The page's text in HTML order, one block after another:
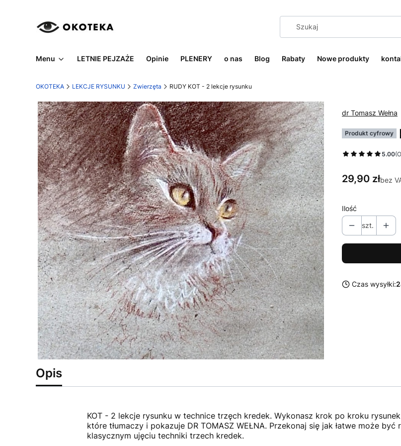
Menu LETNIE PEJZAŻE Opinie PLENERY o nas Blog Rabaty Nowe produkty
OKOTEKA LEKCJE RYSUNKU Zwierzęta RUDY KOT - 2 lekcje rysunku
dr Tomasz Wełna
Produkt cyfrowy
5.00
Cena
29,90 złbez
Ilość
szt.
Czas wysyłki:
Opis
KOT - 2 lekcje rysunku w technice trzęch kredek. Wykonasz krok po kroku
które tłumaczy i pokazuje DR TOMASZ WEŁNA. Przekonaj się jak łatwe może
klasycznym ujęciu techniki trzech kredek.